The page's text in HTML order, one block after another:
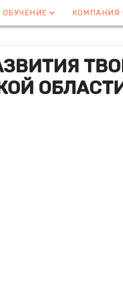
ОБУЧЕНИЕ КОМПАНИЯ